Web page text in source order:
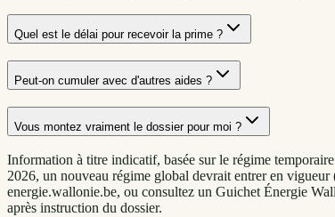
Quel est le délai pour recevoir la prime ?
Peut-on cumuler avec d'autres aides ?
Vous montez vraiment le dossier pour moi ?
Information à titre indicatif, basée sur le régime
2026, un nouveau régime global devrait entrer en
energie.wallonie.be, ou consultez un Guichet Énergie
après instruction du dossier.